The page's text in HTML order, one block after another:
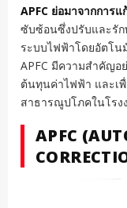
APFC ย่อมาจากการ
ซับซ้อนซึ่งปรับและรัก
ระบบไฟฟ้าโดยอัตโน
APFC มีความสำคัญ
ต้นทุนค่าไฟฟ้า และเ
สาธารณูปโภคในโร
APFC